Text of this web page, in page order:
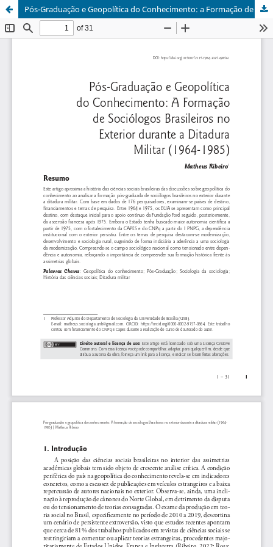
Pós-Graduação e Geopolítica do Conhecimento: a Formação de Sociólogos Brasileiros no Exterior durante a Ditadura Militar (1964-1985)